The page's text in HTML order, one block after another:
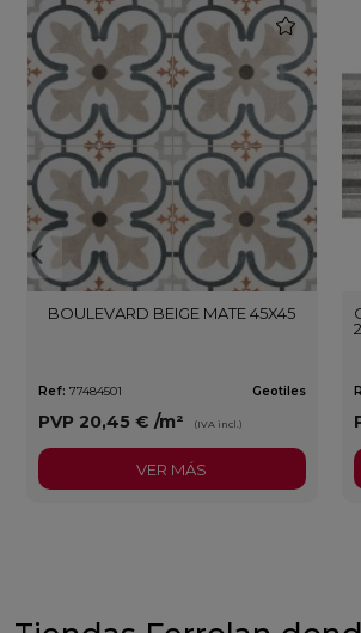
BOULEVARD BEIGE MATE 45X45
Ref: 77484501 Geotiles
PVP 20,45 € /m² (IVA incl.)
favorite
VER MÁS